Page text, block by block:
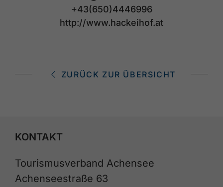
+43(650)4446996
http://www.hackeihof.at
ZURÜCK ZUR ÜBERSICHT
KONTAKT
Tourismusverband Achensee
Achenseestraße 63